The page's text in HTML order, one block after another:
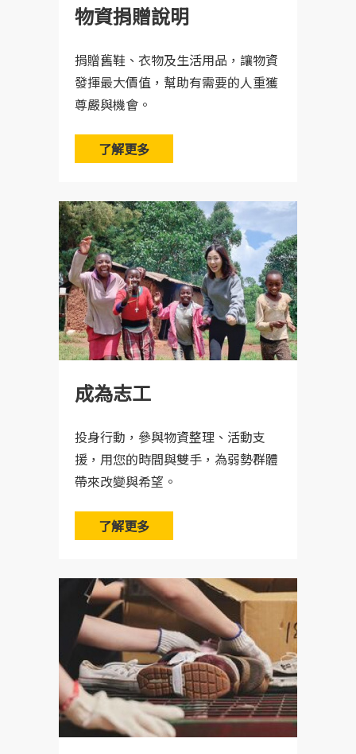
物資捐贈說明
捐贈舊鞋、衣物及生活用品，讓物資
發揮最大價值，幫助有需要的人重獲
尊嚴與機會。
了解更多
成為志工
投身行動，參與物資整理、活動支
援，用您的時間與雙手，為弱勢群體
帶來改變與希望。
了解更多